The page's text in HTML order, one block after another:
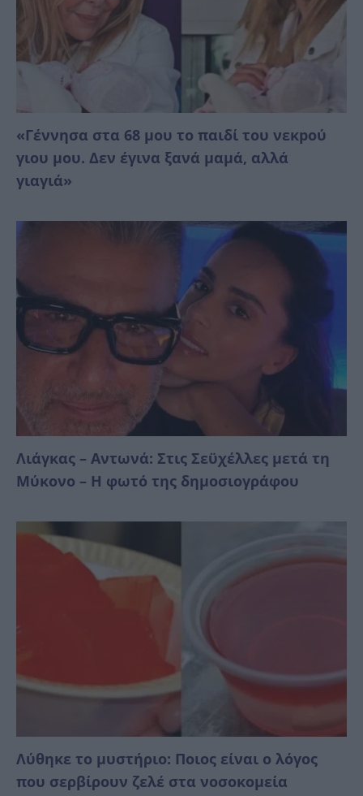
«Γέννησα στα 68 μου το παιδί του νεκpού
γιου μου. Δεν έγινα ξανά μαμά, αλλά
γιαγιά»
Λιάγκας – Αντωνά: Στις Σεϋχέλλες μετά τη
Μύκονο – Η φωτό της δημοσιογράφου
Λύθηκε το μυστήριο: Ποιος είναι ο λόγος
που σερβίρουν ζελέ στα νοσοκομεία